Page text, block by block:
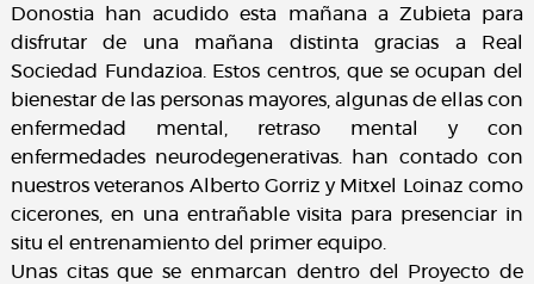
Donostia han acudido esta mañana a Zubieta para
disfrutar de una mañana distinta gracias a Real
Sociedad Fundazioa. Estos centros, que se ocupan del
bienestar de las personas mayores, algunas de ellas con
enfermedad mental, retraso mental y con
enfermedades neurodegenerativas. han contado con
nuestros veteranos Alberto Gorriz y Mitxel Loinaz como
cicerones, en una entrañable visita para presenciar in
situ el entrenamiento del primer equipo.
Unas citas que se enmarcan dentro del Proyecto de